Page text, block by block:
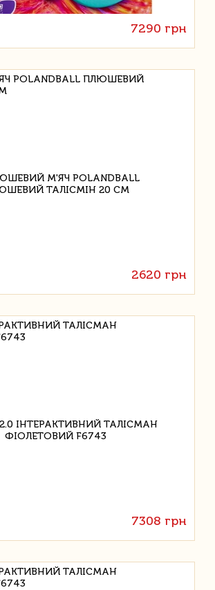
7290 грн
POLANDBALL ПЛЮШЕВИЙ
2620 грн
ТАЛІСМАН
7308 грн
ТАЛІСМАН